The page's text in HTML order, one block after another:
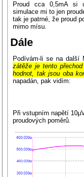
Proud cca 0,5mA si
simulace mi to jen
tak je patrné, že proud
mimo mísu.
Dále
Podívám-li se na další
zátěže je tento
hodnot, tak jsou oba
napadán, pak vidím:
Při vstupním napětí
proudových poměrů.